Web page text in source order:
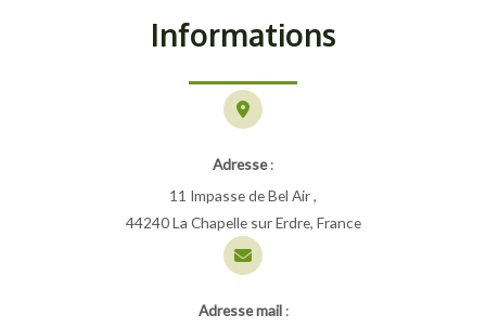
Informations
Adresse:
11 Impasse de Bel Air ,
44240 La Chapelle sur Erdre, France
Adresse mail: